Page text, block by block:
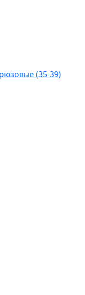
(35-39)